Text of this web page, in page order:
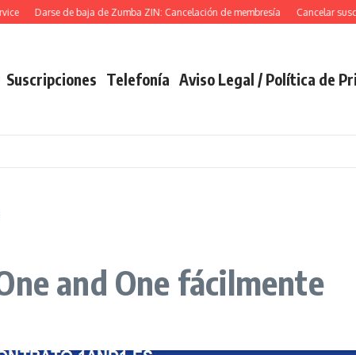
Darse de baja de Zumba ZIN: Cancelación de membresía Cancelar
Suscripciones Telefonía Aviso Legal / Política de
and One fácilmente